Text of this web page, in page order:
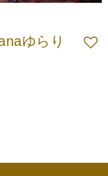
ゆらり